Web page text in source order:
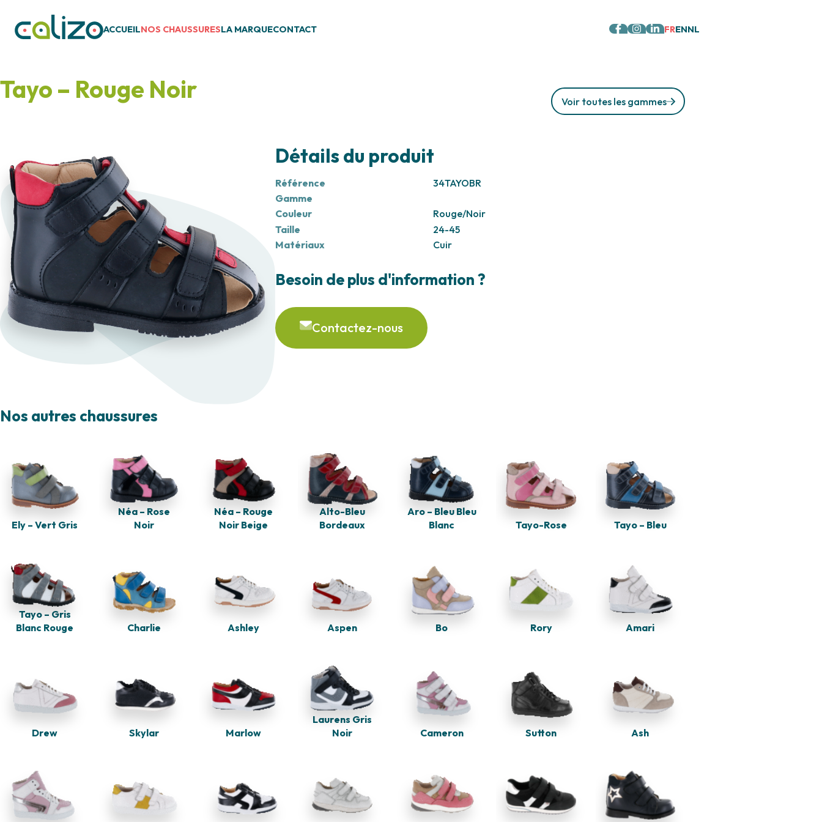
ACCUEILNOS CHAUSSURESLA MARQUECONTACT FRENNL
Tayo – Rouge Noir Voir toutes les gammes
Détails du produit
Référence
34TAYOBR
Gamme
Couleur
Rouge/Noir
Taille
24-45
Matériaux
Cuir
Besoin de plus d'information ?
Contactez-nous
Nos autres chaussures
Ely – Vert Gris
Néa – Rose
Noir
Néa – Rouge
Noir Beige
Alto-Bleu
Bordeaux
Aro – Bleu Bleu
Blanc
Tayo-Rose Tayo – Bleu
Tayo – Gris
Blanc Rouge
Charlie Ashley Aspen Bo Rory Amari
Drew Skylar Marlow
Laurens Gris
Noir
Cameron Sutton Ash